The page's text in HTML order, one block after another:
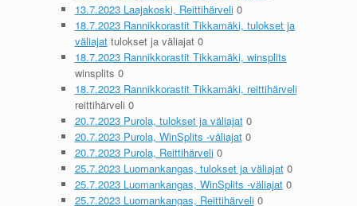
13.7.2023 Laajakoski, Reittihärveli0
18.7.2023 Rannikkorastit Tikkamäki, tulokset ja
väliajattulokset ja väliajat 0
18.7.2023 Rannikkorastit Tikkamäki, winsplits
winsplits 0
18.7.2023 Rannikkorastit Tikkamäki, reittihärveli
reittihärveli 0
20.7.2023 Purola, tulokset ja väliajat0
20.7.2023 Purola, WinSplits -väliajat0
20.7.2023 Purola, Reittihärveli0
25.7.2023 Luomankangas, tulokset ja väliajat0
25.7.2023 Luomankangas, WinSplits -väliajat0
25.7.2023 Luomankangas, Reittihärveli0